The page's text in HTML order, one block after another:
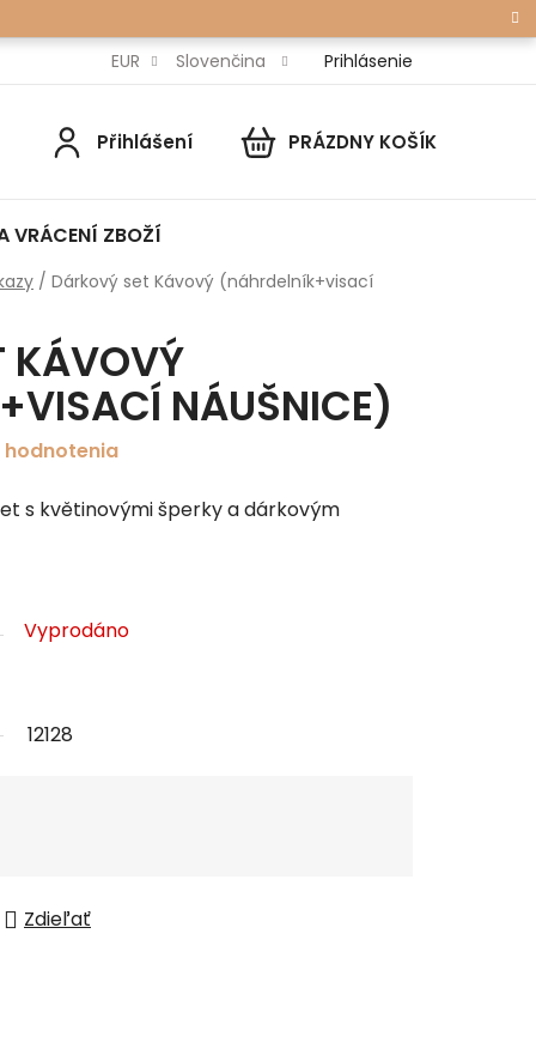
EUR Slovenčina Prihlásenie
Přihlášení
NÁKUPNÝPRÁZDNY KOŠÍK
VRÁCENÍ ZBOŽÍ
/ Dárkový set Kávový (náhrdelník+visací
KÁVOVÝ
NÁUŠNICE)
s květinovými šperky a dárkovým
Vyprodáno
12128
Zdieľať